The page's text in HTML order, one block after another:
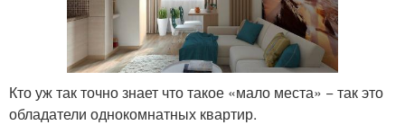
Кто уж так точно знает что такое «мало места» − так это
обладатели однокомнатных квартир.